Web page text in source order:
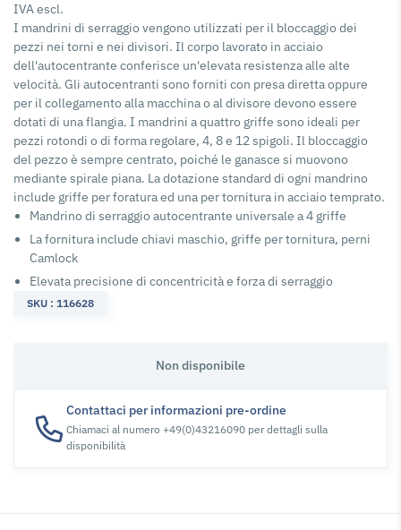
IVA escl.
I mandrini di serraggio vengono utilizzati per il bloccaggio dei
pezzi nei torni e nei divisori. Il corpo lavorato in acciaio
dell'autocentrante conferisce un'elevata resistenza alle alte
velocità. Gli autocentranti sono forniti con presa diretta oppure
per il collegamento alla macchina o al divisore devono essere
dotati di una flangia. I mandrini a quattro griffe sono ideali per
pezzi rotondi o di forma regolare, 4, 8 e 12 spigoli. Il bloccaggio
del pezzo è sempre centrato, poiché le ganasce si muovono
mediante spirale piana. La dotazione standard di ogni mandrino
include griffe per foratura ed una per tornitura in acciaio temprato.
Mandrino di serraggio autocentrante universale a 4 griffe
La fornitura include chiavi maschio, griffe per tornitura, perni
Camlock
Elevata precisione di concentricità e forza di serraggio
SKU : 116628
Non disponibile
Contattaci per informazioni pre-ordine
Chiamaci al numero +49(0)43216090 per dettagli sulla
disponibilità